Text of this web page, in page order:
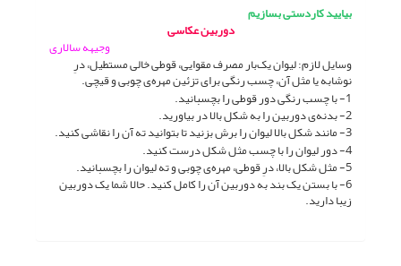
بیایید کاردستی بسازیم
دوربین عکاسی
وجیهه سالاری
وسایل لازم: لیوان یک‌بار مصرف مقوایی، قوطی خالی مستطیل، درِ
نوشابه یا مثل آن، چسب رنگی برای تزئین مهره‌ی چوبی و قیچی.
1- با چسب رنگی دور قوطی را بچسبانید.
2- بدنه‌ی دوربین را به شکل بالا در بیاورید.
3- مانند شکل بالا لیوان را برش بزنید تا بتوانید ته آن را نقاشی کنید.
4- دور لیوان را با چسب مثل شکل درست کنید.
5- مثل شکل بالا، درِ قوطی، مهره‌ی چوبی و ته لیوان را بچسبانید.
6- با بستن یک بند به دوربین آن را کامل کنید. حالا شما یک دوربین
زیبا دارید.